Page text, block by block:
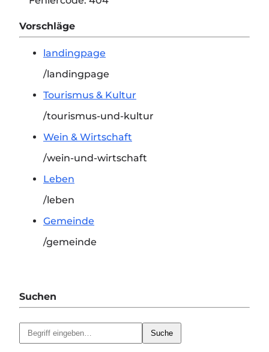
Vorschläge
landingpage
/landingpage
Tourismus & Kultur
/tourismus-und-kultur
Wein & Wirtschaft
/wein-und-wirtschaft
Leben
/leben
Gemeinde
/gemeinde
Suchen
Suche